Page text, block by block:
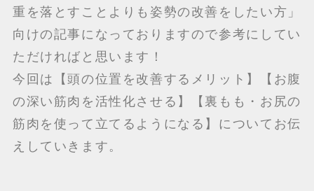
重を落とすことよりも姿勢の改善をしたい方」
向けの記事になっておりますので参考にしてい
ただければと思います！
今回は【頭の位置を改善するメリット】【お腹
の深い筋肉を活性化させる】【裏もも・お尻の
筋肉を使って立てるようになる】についてお伝
えしていきます。